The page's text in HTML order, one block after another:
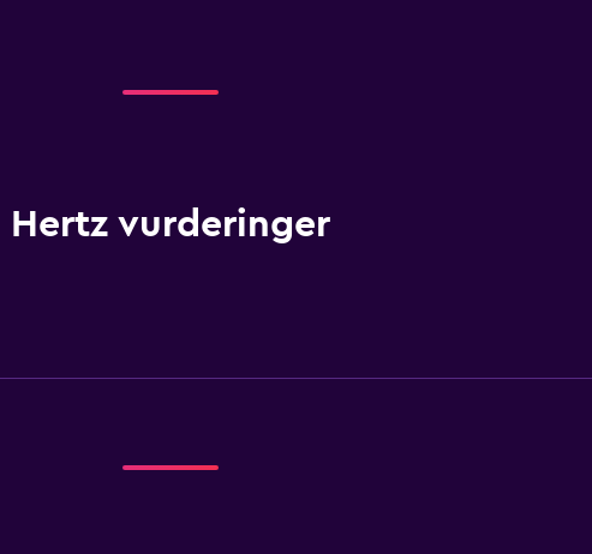
Hertz vurderinger